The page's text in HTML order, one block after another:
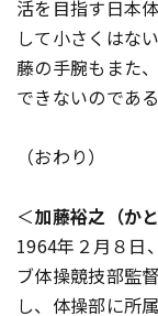
活を目指す日本
して小さくはな
藤の手腕もまた
できないのである
（おわり）
＜加藤裕之（か
1964年２月８日
ブ体操競技部監
し、体操部に所